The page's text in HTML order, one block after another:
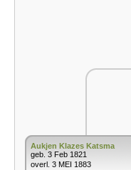
Aukjen Klazes Katsma
geb. 3 Feb 1821
overl. 3 MEI 1883